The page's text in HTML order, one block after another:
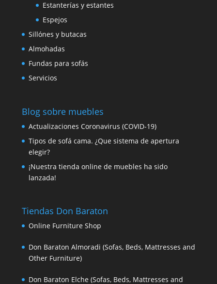
Estanterías y estantes
Espejos
Sillónes y butacas
Almohadas
Fundas para sofás
Servicios
Blog sobre muebles
Actualizaciones Coronavirus (COVID-19)
Tipos de sofá cama. ¿Que sistema de apertura
elegir?
¡Nuestra tienda online de muebles ha sido
lanzada!
Tiendas Don Baraton
Online Furniture Shop
Don Baraton Almoradi (Sofas, Beds, Mattresses and
Other Furniture)
Don Baraton Elche (Sofas, Beds, Mattresses and